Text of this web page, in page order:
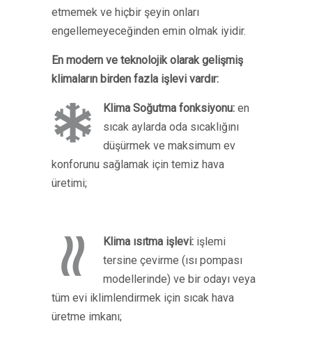
etmemek ve hiçbir şeyin onları
engellemeyeceğinden emin olmak iyidir.
En modern ve teknolojik olarak gelişmiş
klimaların birden fazla işlevi vardır:
Klima Soğutma fonksiyonu: en
sıcak aylarda oda sıcaklığını
düşürmek ve maksimum ev
konforunu sağlamak için temiz hava
üretimi;
Klima ısıtma işlevi: işlemi
tersine çevirme (ısı pompası
modellerinde) ve bir odayı veya
tüm evi iklimlendirmek için sıcak hava
üretme imkanı;